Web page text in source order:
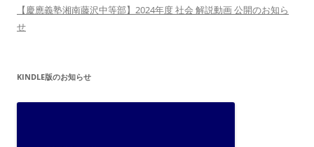
【慶應義塾湘南藤沢中等部】2024年度 社会 解説動画 公開のお知ら
せ
KINDLE版のお知らせ